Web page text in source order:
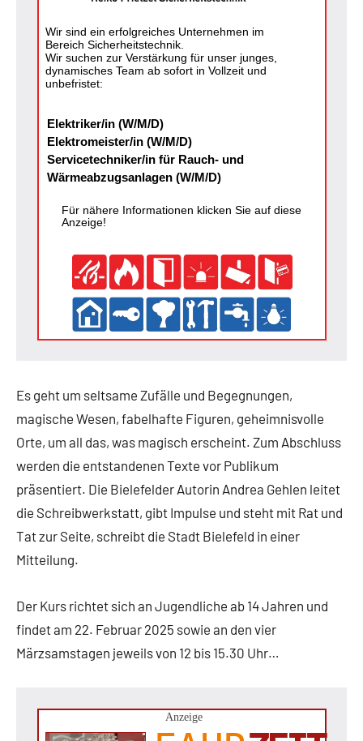
Wir sind ein erfolgreiches Unternehmen im
Bereich Sicherheitstechnik.
Wir suchen zur Verstärkung für unser junges,
dynamisches Team ab sofort in Vollzeit und
unbefristet:
Elektriker/in (W/M/D)
Elektromeister/in (W/M/D)
Servicetechniker/in für Rauch- und
Wärmeabzugsanlagen (W/M/D)
Für nähere Informationen klicken Sie auf diese
Anzeige!
Es geht um seltsame Zufälle und Begegnungen,
magische Wesen, fabelhafte Figuren, geheimnisvolle
Orte, um all das, was magisch erscheint. Zum Abschluss
werden die entstandenen Texte vor Publikum
präsentiert. Die Bielefelder Autorin Andrea Gehlen leitet
die Schreibwerkstatt, gibt Impulse und steht mit Rat und
Tat zur Seite, schreibt die Stadt Bielefeld in einer
Mitteilung.
Der Kurs richtet sich an Jugendliche ab 14 Jahren und
findet am 22. Februar 2025 sowie an den vier
Märzsamstagen jeweils von 12 bis 15.30 Uhr…
Anzeige